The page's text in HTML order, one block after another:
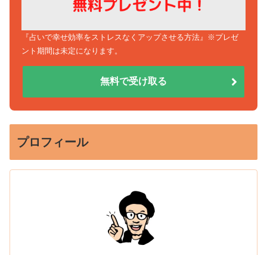
『占いで幸せ効率をストレスなくアップさせる方法』※プレゼ
ント期間は未定になります。
無料で受け取る
プロフィール